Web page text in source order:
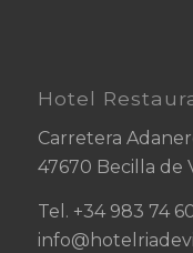
Hotel
Carretera
47670 Becilla de
Tel. +34 983 74